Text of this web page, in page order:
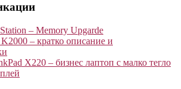
– Memory Upgarde
– кратко описание и
X220 – бизнес лаптоп с малко тегло